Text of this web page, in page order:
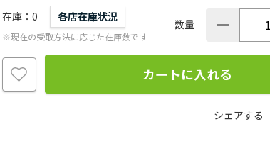
在庫 0 各店在庫状況
※現在の受取方法に応じた在庫数です
数量
カートに入れる
シェアする